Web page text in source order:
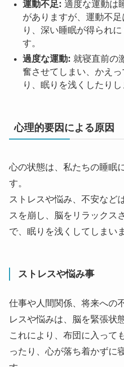
運動不足: 適度な運動は
がありますが、運動不
り、深い睡眠が得られ
す。
過度な運動: 就寝直前の
奮させてしまい、かえ
り、眠りを浅くしたりし
心理的要因による原因
心の状態は、私たちの睡眠
す。
ストレスや悩み、不安など
スを崩し、脳をリラックス
で、眠りを浅くしてしまい
ストレスや悩み事
仕事や人間関係、将来への
レスや悩みは、脳を緊張状
これにより、布団に入って
ったり、心が落ち着かずに